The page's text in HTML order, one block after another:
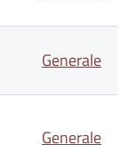
Generale
Generale